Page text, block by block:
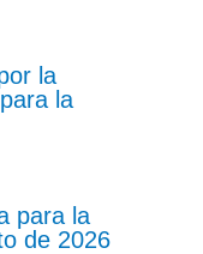
la
la
para la
de 2026